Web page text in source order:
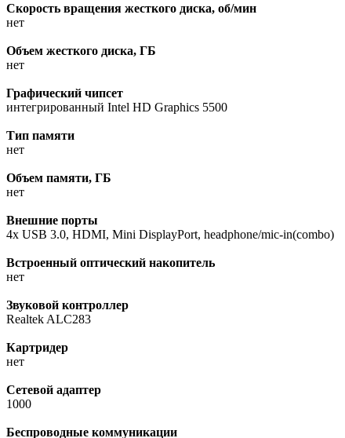
Скорость вращения жесткого диска, об/мин
нет
Объем жесткого диска, ГБ
нет
Графический чипсет
интегрированный Intel HD Graphics 5500
Тип памяти
нет
Объем памяти, ГБ
нет
Внешние порты
4x USB 3.0, HDMI, Mini DisplayPort, headphone/mic-in(combo)
Встроенный оптический накопитель
нет
Звуковой контроллер
Realtek ALC283
Картридер
нет
Сетевой адаптер
1000
Беспроводные коммуникации